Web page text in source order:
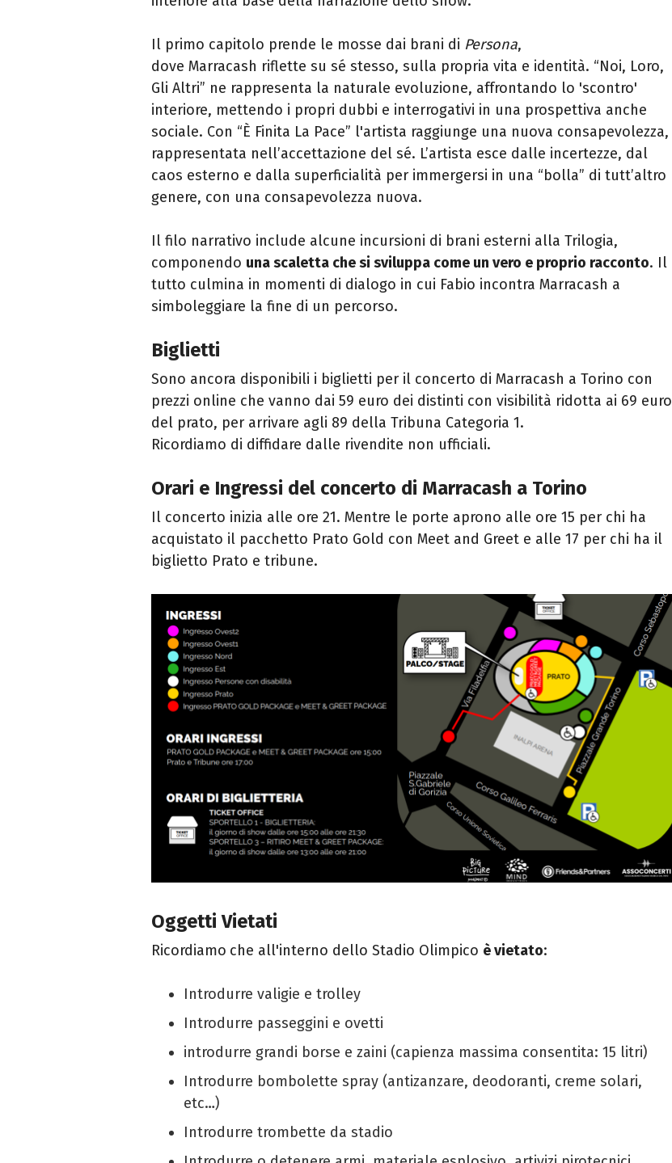
Il primo capitolo prende le mosse dai brani di Persona,
dove Marracash riflette su sé stesso, sulla propria vita e identità. “Noi, Loro,
Gli Altri” ne rappresenta la naturale evoluzione, affrontando lo 'scontro'
interiore, mettendo i propri dubbi e interrogativi in una prospettiva anche
sociale. Con “È Finita La Pace” l'artista raggiunge una nuova consapevolezza,
rappresentata nell’accettazione del sé. L’artista esce dalle incertezze, dal
caos esterno e dalla superficialità per immergersi in una “bolla” di tutt’altro
genere, con una consapevolezza nuova.
Il filo narrativo include alcune incursioni di brani esterni alla Trilogia,
componendo una scaletta che si sviluppa come un vero e proprio racconto. Il
tutto culmina in momenti di dialogo in cui Fabio incontra Marracash a
simboleggiare la fine di un percorso.
Biglietti
Sono ancora disponibili i biglietti per il concerto di Marracash a Torino con
prezzi online che vanno dai 59 euro dei distinti con visibilità ridotta ai 69 euro
del prato, per arrivare agli 89 della Tribuna Categoria 1.
Ricordiamo di diffidare dalle rivendite non ufficiali.
Orari e Ingressi del concerto di Marracash a Torino
Il concerto inizia alle ore 21. Mentre le porte aprono alle ore 15 per chi ha
acquistato il pacchetto Prato Gold con Meet and Greet e alle 17 per chi ha il
biglietto Prato e tribune.
Oggetti Vietati
Ricordiamo che all'interno dello Stadio Olimpico è vietato:
Introdurre valigie e trolley
Introdurre passeggini e ovetti
introdurre grandi borse e zaini (capienza massima consentita: 15 litri)
Introdurre bombolette spray (antizanzare, deodoranti, creme solari,
etc…)
Introdurre trombette da stadio